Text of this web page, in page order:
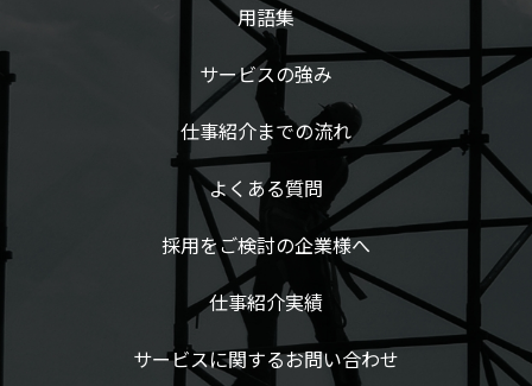
用語集
サービスの強み
仕事紹介までの流れ
よくある質問
採用をご検討の企業様へ
仕事紹介実績
サービスに関するお問い合わせ